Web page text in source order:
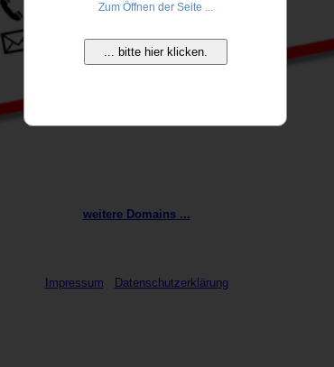
weitere Domains ...
Impressum Datenschutzerklärung
Zum Öffnen der Seite ...
... bitte hier klicken.